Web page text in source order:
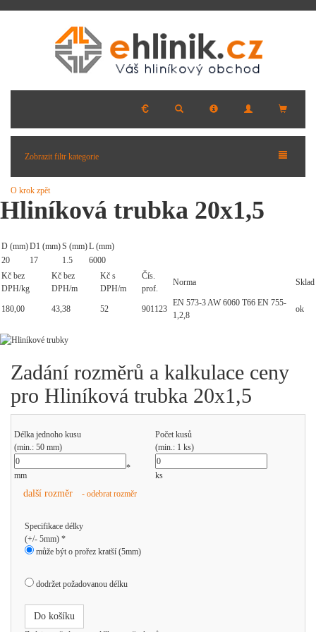
Zobrazit filtr kategorie
O krok zpět
Hliníková trubka 20x1,5
D (mm)D1 (mm)S (mm)L (mm)
20
17 1.5
6000
Kč bez
DPH/kg
Kč bez
DPH/m
Kč s
DPH/m
Čís.
prof.
Norma Sklad
180,00 43,38 52 901123
EN 573-3 AW 6060 T66 EN 755-
1,2,8
ok
Zadání rozměrů a kalkulace ceny
pro Hliníková trubka 20x1,5
Délka jednoho kusu
(min.: 50 mm)
Počet kusů
(min.: 1 ks)
mm
*
ks
další rozměr - odebrat rozměr
Specifikace délky
(+/- 5mm) *
může být o prořez kratší (5mm)
dodržet požadovanou délku
Do košíku